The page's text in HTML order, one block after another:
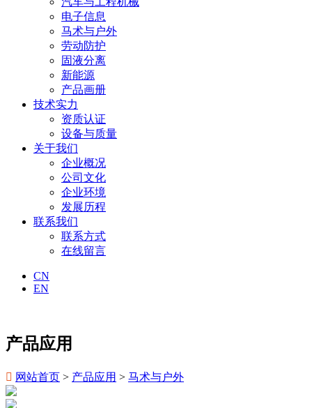
电子信息
马术与户外
劳动防护
固液分离
新能源
产品画册
技术实力
资质认证
设备与质量
关于我们
企业概况
公司文化
企业环境
发展历程
联系我们
联系方式
在线留言
CN
EN
产品应用
 网站首页 > 产品应用 > 马术与户外